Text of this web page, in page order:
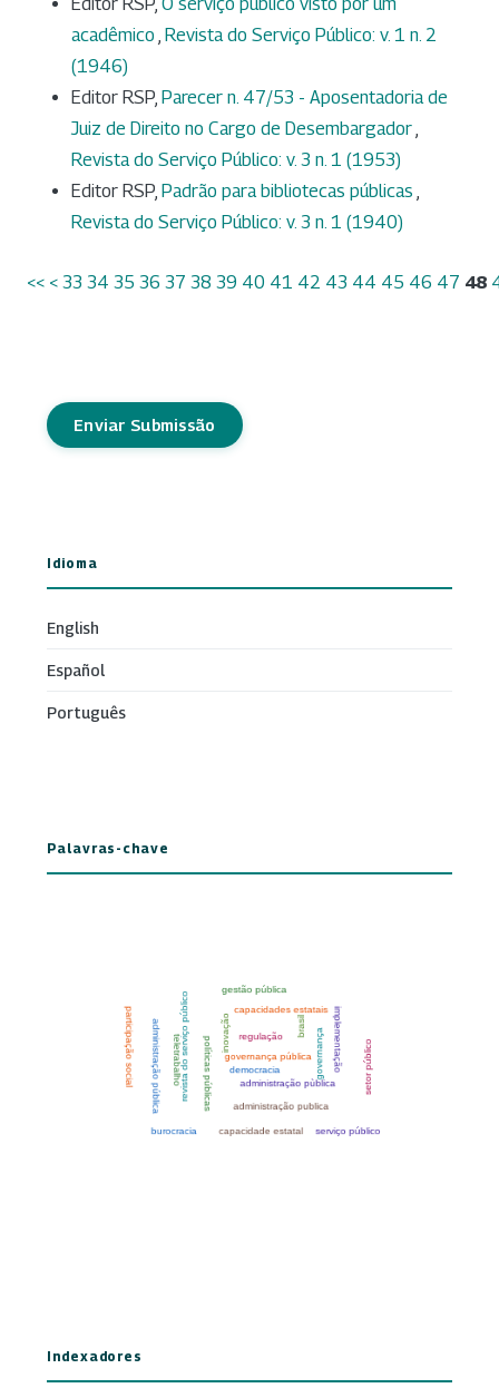
acadêmico , Revista do Serviço Público: v. 1 n. 2
(1946)
Editor RSP, Parecer n. 47/53 - Aposentadoria de
Juiz de Direito no Cargo de Desembargador,
Revista do Serviço Público: v. 3 n. 1 (1953)
Editor RSP, Padrão para bibliotecas públicas ,
Revista do Serviço Público: v. 3 n. 1 (1940)
<< < 33 34 35 36 37 38 39 40 41 42 43 44 45 46 47 48
Enviar Submissão
Idioma
English
Español
Português
Palavras-chave
Indexadores